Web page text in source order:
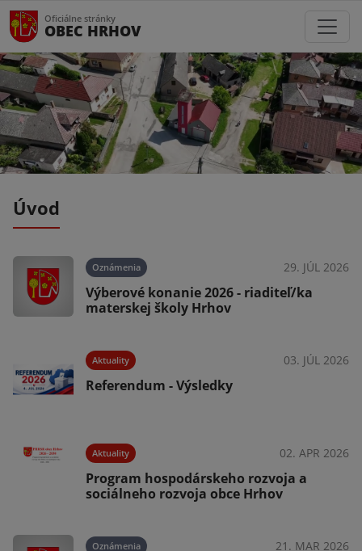
Oficiálne stránky
OBEC HRHOV
Úvod
Oznámenia 29. JÚL 2026
Výberové konanie 2026 - riaditeľ/ka
materskej školy Hrhov
Aktuality 03. JÚL 2026
Referendum - Výsledky
Aktuality 02. APR 2026
Program hospodárskeho rozvoja a
sociálneho rozvoja obce Hrhov
Oznámenia 21. MAR 2026